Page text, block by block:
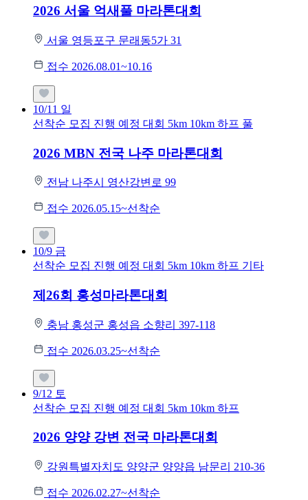
2026 서울 억새풀 마라톤대회
서울 영등포구 문래동5가 31
접수 2026.08.01~10.16
10/11 일
선착순 모집 진행 예정 대회 5km 10km 하프 풀
2026 MBN 전국 나주 마라톤대회
전남 나주시 영산강변로 99
접수 2026.05.15~선착순
10/9 금
선착순 모집 진행 예정 대회 5km 10km 하프 기타
제26회 홍성마라톤대회
충남 홍성군 홍성읍 소향리 397-118
접수 2026.03.25~선착순
9/12 토
선착순 모집 진행 예정 대회 5km 10km 하프
2026 양양 강변 전국 마라톤대회
강원특별자치도 양양군 양양읍 남문리 210-36
접수 2026.02.27~선착순